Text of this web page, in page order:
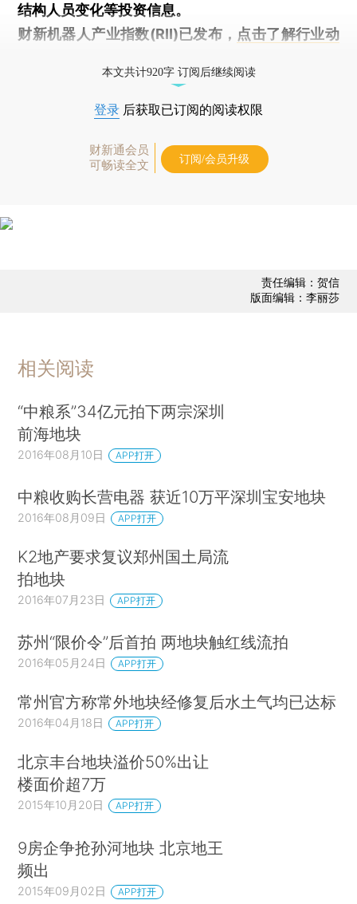
结构人员变化等投资信息。
财新机器人产业指数(RII)已发布， 点击了解行业动
本文共计920字 订阅后继续阅读
登录 后获取已订阅的阅读权限
财新通会员
可畅读全文
订阅/会员升级
责任编辑：贺信
版面编辑：李丽莎
相关阅读
“中粮系”34亿元拍下两宗深圳
前海地块
2016年08月10日 APP打开
中粮收购长营电器 获近10万平深圳宝安地块
2016年08月09日 APP打开
K2地产要求复议郑州国土局流
拍地块
2016年07月23日 APP打开
苏州“限价令”后首拍 两地块触红线流拍
2016年05月24日 APP打开
常州官方称常外地块经修复后水土气均已达标
2016年04月18日 APP打开
北京丰台地块溢价50%出让
楼面价超7万
2015年10月20日 APP打开
9房企争抢孙河地块 北京地王
频出
2015年09月02日 APP打开